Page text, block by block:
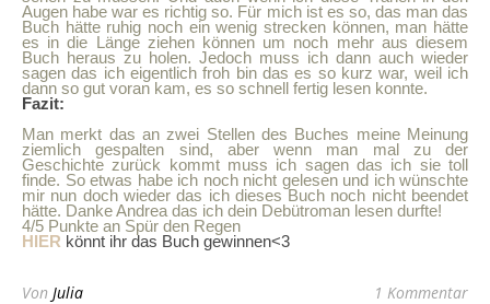
Augen habe war es richtig so. Für mich ist es so, das man das
Buch hätte ruhig noch ein wenig strecken können, man hätte
es in die Länge ziehen können um noch mehr aus diesem
Buch heraus zu holen. Jedoch muss ich dann auch wieder
sagen das ich eigentlich froh bin das es so kurz war, weil ich
dann so gut voran kam, es so schnell fertig lesen konnte.
Fazit:
Man merkt das an zwei Stellen des Buches meine Meinung
ziemlich gespalten sind, aber wenn man mal zu der
Geschichte zurück kommt muss ich sagen das ich sie toll
finde. So etwas habe ich noch nicht gelesen und ich wünschte
mir nun doch wieder das ich dieses Buch noch nicht beendet
hätte. Danke Andrea das ich dein Debütroman lesen durfte!
4/5 Punkte an Spür den Regen
HIER könnt ihr das Buch gewinnen<3
Von Julia 1 Kommentar